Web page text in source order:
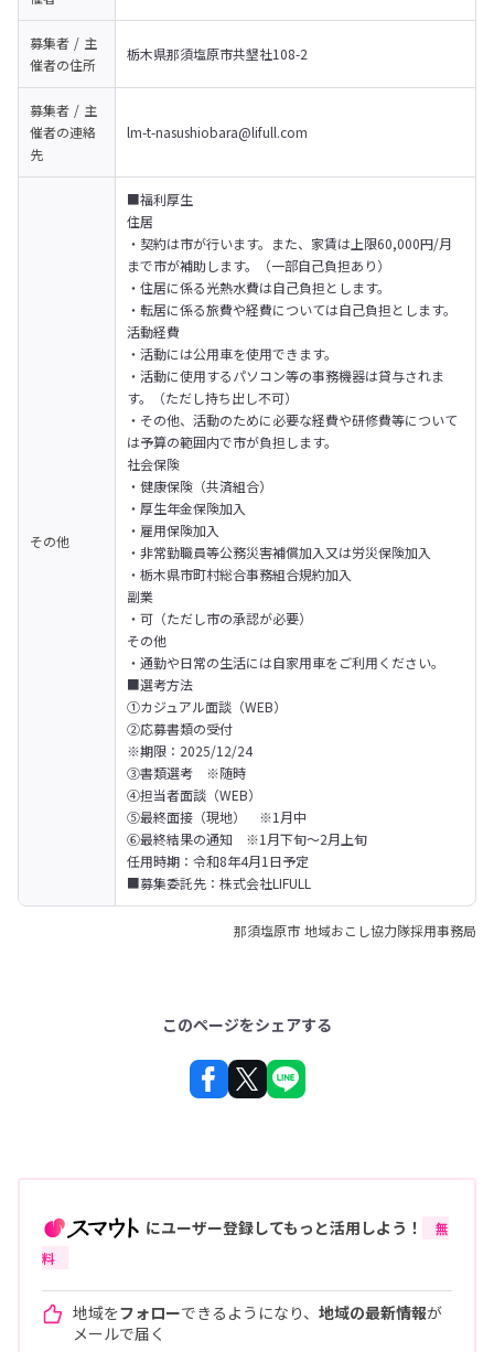
募集者 / 主
催者の住所
栃木県那須塩原市共墾社108-2
募集者 / 主
催者の連絡
先
lm-t-nasushiobara@lifull.com
その他
■福利厚生
住居
・契約は市が行います。また、家賃は上限60,000円/月
まで市が補助します。（一部自己負担あり）
・住居に係る光熱水費は自己負担とします。
・転居に係る旅費や経費については自己負担とします。
活動経費
・活動には公用車を使用できます。
・活動に使用するパソコン等の事務機器は貸与されま
す。（ただし持ち出し不可）
・その他、活動のために必要な経費や研修費等について
は予算の範囲内で市が負担します。
社会保険
・健康保険（共済組合）
・厚生年金保険加入
・雇用保険加入
・非常勤職員等公務災害補償加入又は労災保険加入
・栃木県市町村総合事務組合規約加入
副業
・可（ただし市の承認が必要）
その他
・通勤や日常の生活には自家用車をご利用ください。
■選考方法
①カジュアル面談（WEB）
②応募書類の受付
※期限：2025/12/24
③書類選考　※随時
④担当者面談（WEB）
⑤最終面接（現地）　※1月中
⑥最終結果の通知　※1月下旬～2月上旬
任用時期：令和8年4月1日予定
■募集委託先：株式会社LIFULL
那須塩原市 地域おこし協力隊採用事務局
このページをシェアする
にユーザー登録してもっと活用しよう！
無
料
地域をフォローできるようになり、 地域の最新情報が
メールで届く